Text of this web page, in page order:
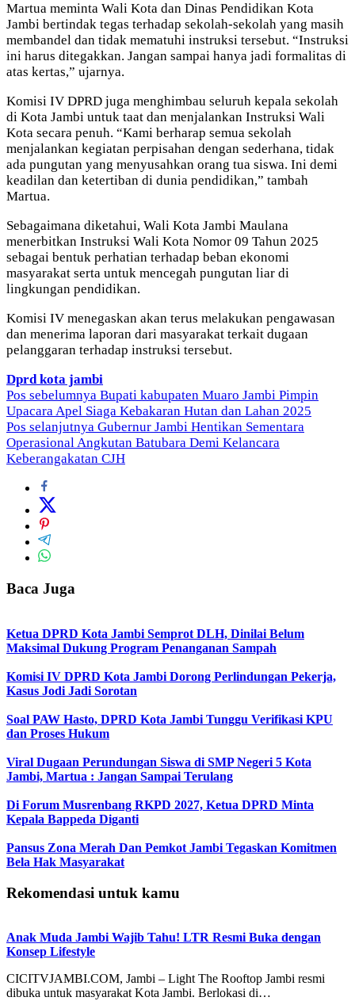
Martua meminta Wali Kota dan Dinas Pendidikan Kota
Jambi bertindak tegas terhadap sekolah-sekolah yang masih
membandel dan tidak mematuhi instruksi tersebut. “Instruksi
ini harus ditegakkan. Jangan sampai hanya jadi formalitas di
atas kertas,” ujarnya.
Komisi IV DPRD juga menghimbau seluruh kepala sekolah
di Kota Jambi untuk taat dan menjalankan Instruksi Wali
Kota secara penuh. “Kami berharap semua sekolah
menjalankan kegiatan perpisahan dengan sederhana, tidak
ada pungutan yang menyusahkan orang tua siswa. Ini demi
keadilan dan ketertiban di dunia pendidikan,” tambah
Martua.
Sebagaimana diketahui, Wali Kota Jambi Maulana
menerbitkan Instruksi Wali Kota Nomor 09 Tahun 2025
sebagai bentuk perhatian terhadap beban ekonomi
masyarakat serta untuk mencegah pungutan liar di
lingkungan pendidikan.
Komisi IV menegaskan akan terus melakukan pengawasan
dan menerima laporan dari masyarakat terkait dugaan
pelanggaran terhadap instruksi tersebut.
Dprd kota jambi
Navigasi
pos
Pos sebelumnya Bupati kabupaten Muaro Jambi Pimpin
Upacara Apel Siaga Kebakaran Hutan dan Lahan 2025
Pos selanjutnya Gubernur Jambi Hentikan Sementara
Operasional Angkutan Batubara Demi Kelancara
Keberangakatan CJH
Baca Juga
Ketua DPRD Kota Jambi Semprot DLH, Dinilai Belum
Maksimal Dukung Program Penanganan Sampah
Komisi IV DPRD Kota Jambi Dorong Perlindungan Pekerja,
Kasus Jodi Jadi Sorotan
Soal PAW Hasto, DPRD Kota Jambi Tunggu Verifikasi KPU
dan Proses Hukum
Viral Dugaan Perundungan Siswa di SMP Negeri 5 Kota
Jambi, Martua : Jangan Sampai Terulang
Di Forum Musrenbang RKPD 2027, Ketua DPRD Minta
Kepala Bappeda Diganti
Pansus Zona Merah Dan Pemkot Jambi Tegaskan Komitmen
Bela Hak Masyarakat
Rekomendasi untuk kamu
Anak Muda Jambi Wajib Tahu! LTR Resmi Buka dengan
Konsep Lifestyle
CICITVJAMBI.COM, Jambi – Light The Rooftop Jambi resmi
dibuka untuk masyarakat Kota Jambi. Berlokasi di…